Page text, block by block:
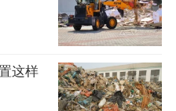
这样